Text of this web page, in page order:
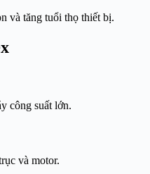
và tăng tuổi thọ thiết bị.
công suất lớn.
và motor.